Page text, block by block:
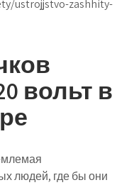
ustrojjstvo-zashhity-
вольт в
людей, где бы они